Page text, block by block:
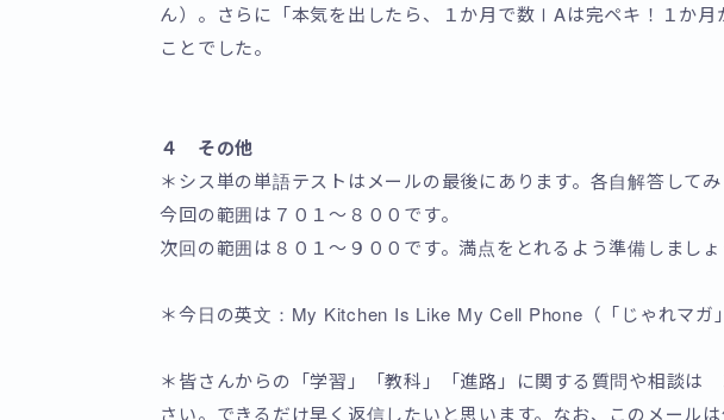
ん）。さらに「本気を出したら、１か月で数ⅠAは完ペキ！１か月
ことでした。
４ その他
＊シス単の単語テストはメールの最後にあります。各自解答してみ
今回の範囲は７０１～８００です。
次回の範囲は８０１～９００です。満点をとれるよう準備しましょ
＊今日の英文：My Kitchen Is Like My Cell Phone（「じゃれマガ
＊皆さんからの「学習」「教科」「進路」に関する質問や相談は
さい。できるだけ早く返信したいと思います。なお、このメール